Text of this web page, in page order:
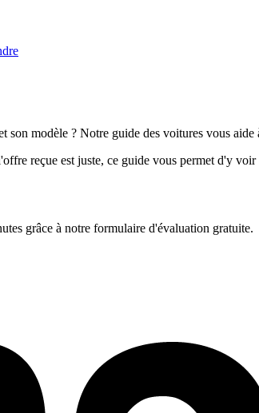
modèle ? Notre guide des voitures vous
reçue est juste, ce guide vous permet d'y
grâce à notre formulaire d'évaluation gratuite.